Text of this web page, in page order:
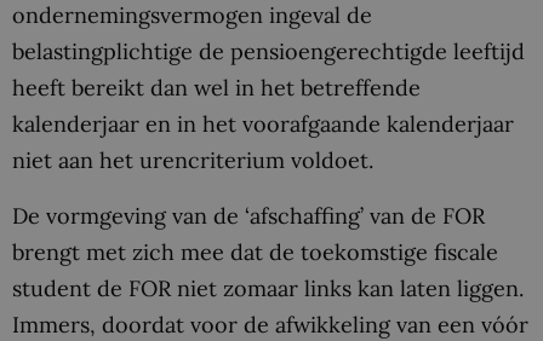
ondernemingsvermogen ingeval de
belastingplichtige de pensioengerechtigde leeftijd
heeft bereikt dan wel in het betreffende
kalenderjaar en in het voorafgaande kalenderjaar
niet aan het urencriterium voldoet.
De vormgeving van de ‘afschaffing’ van de FOR
brengt met zich mee dat de toekomstige fiscale
student de FOR niet zomaar links kan laten liggen.
Immers, doordat voor de afwikkeling van een vóór